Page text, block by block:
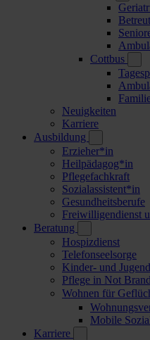
Cottbus
Neuigkeiten
Karriere
Ausbildung
Erzieher*in
Heilpädagog*in
Pflegefachkraft
Sozialassistent*in
Gesundheitsberufe
Freiwilligendienst
Beratung
Hospizdienst
Telefonseelsorge
Kinder- und
Pflege in Not
Wohnen für
Mobile
Karriere